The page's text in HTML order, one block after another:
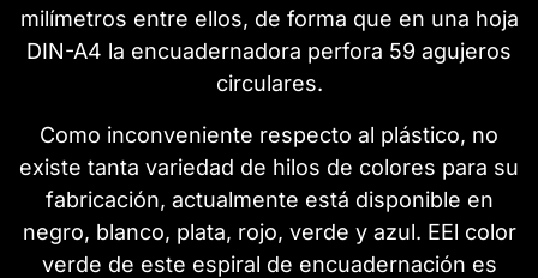
milímetros entre ellos, de forma que en una hoja
DIN-A4 la encuadernadora perfora 59 agujeros
circulares.
Como inconveniente respecto al plástico, no
existe tanta variedad de hilos de colores para su
fabricación, actualmente está disponible en
negro, blanco, plata, rojo, verde y azul. EEl color
verde de este espiral de encuadernación es